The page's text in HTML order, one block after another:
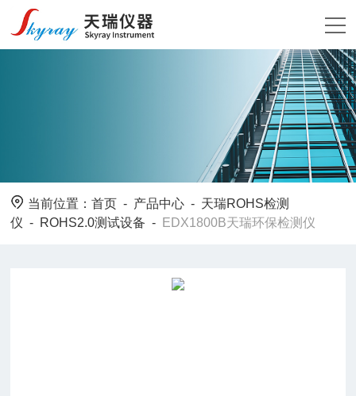
当前位置：首页 - 产品中心 - 天瑞ROHS检测
仪 - ROHS2.0测试设备 - EDX1800B天瑞环保检测仪